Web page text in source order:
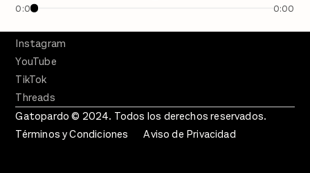
0:00 0:00
Facebook
Instagram
YouTube
TikTok
Threads
Gatopardo © 2024. Todos los derechos reservados.
Términos y Condiciones
Aviso de Privacidad